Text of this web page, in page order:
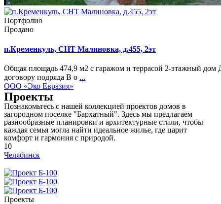
Портфолио
Продано
п.Кременкуль, СНТ Малиновка, д.455, 2эт
Общая площадь 474,9 м2 с гаражом и террасой 2-этажный дом
договору подряда В о ...
ООО «Эко Евразия»
Проекты
Познакомьтесь с нашей коллекцией проектов домов в
загородном поселке "Бархатный". Здесь мы предлагаем
разнообразные планировки и архитектурные стили, чтобы
каждая семья могла найти идеальное жилье, где царит
комфорт и гармония с природой.
10
Челябинск
Проекты